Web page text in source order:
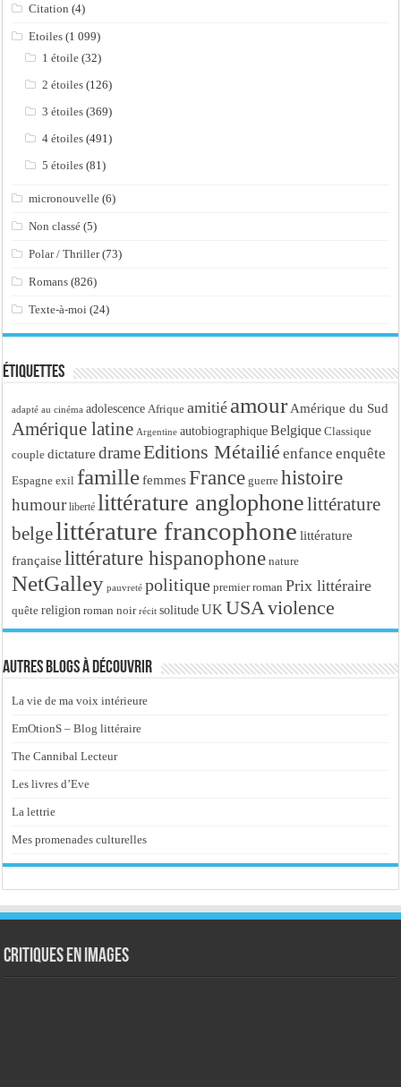
Citation (4)
Etoiles (1 099)
1 étoile (32)
2 étoiles (126)
3 étoiles (369)
4 étoiles (491)
5 étoiles (81)
micronouvelle (6)
Non classé (5)
Polar / Thriller(73)
Romans (826)
Texte-à-moi (24)
Étiquettes
adapté au cinéma adolescence Afrique amitié amour Amérique du Sud
Amérique latine Argentine autobiographique Belgique Classique
couple dictature drameEditions Métailié enfance enquête
Espagne exil famille femmes France guerre histoire
humour liberté littérature anglophonelittérature
belgelittérature francophone littérature
française littérature hispanophone nature
NetGalley pauvreté politique premier roman Prix littéraire
quête religion roman noir récit solitude UK USA violence
Autres blogs à découvrir
La vie de ma voix intérieure
EmOtionS – Blog littéraire
The Cannibal Lecteur
Les livres d’Eve
La lettrie
Mes promenades culturelles
Critiques en images